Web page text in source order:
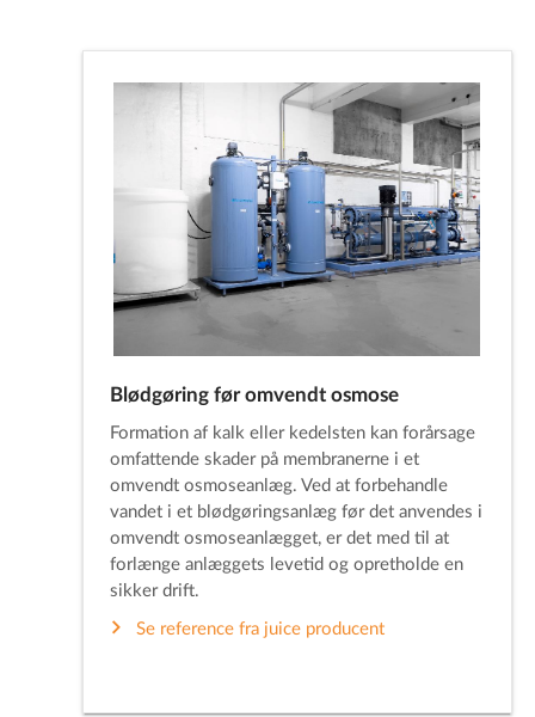
Blødgøring før omvendt osmose
Formation af kalk eller kedelsten kan forårsage
omfattende skader på membranerne i et
omvendt osmoseanlæg. Ved at forbehandle
vandet i et blødgøringsanlæg før det anvendes i
omvendt osmoseanlægget, er det med til at
forlænge anlæggets levetid og opretholde en
sikker drift.
Se reference fra juice producent